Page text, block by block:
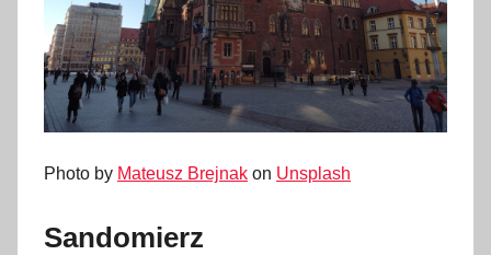
Photo by Mateusz Brejnak on Unsplash
Sandomierz